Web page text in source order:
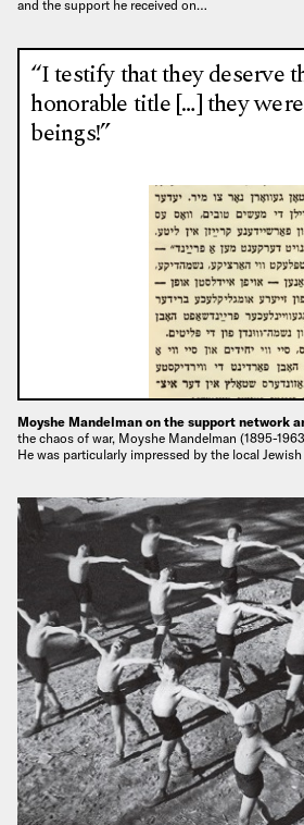
and the support he received on…
“I testify that they deserve
honorable title […] they
beings!”
Moyshe Mandelman on the support network
the chaos of war, Moyshe Mandelman (1895-
He was particularly impressed by the local